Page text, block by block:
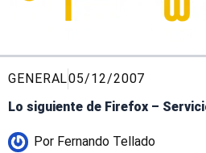
GENERAL05/12/2007
Lo siguiente de Firefox –
Por Fernando Tellado